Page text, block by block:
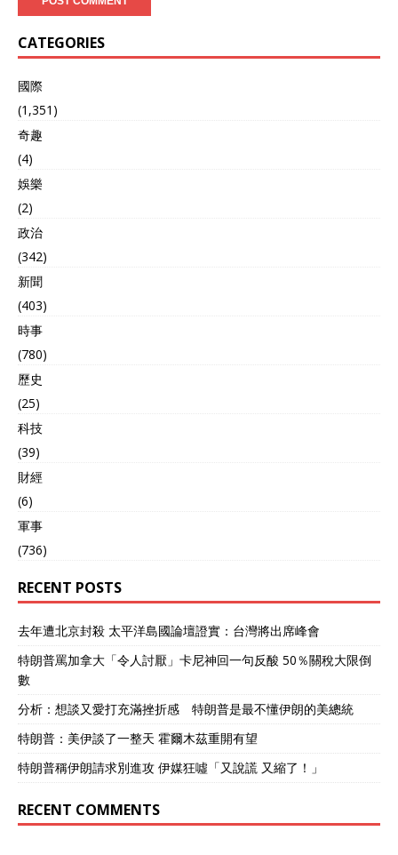
CATEGORIES
國際
(1,351)
奇趣
(4)
娛樂
(2)
政治
(342)
新聞
(403)
時事
(780)
歷史
(25)
科技
(39)
財經
(6)
軍事
(736)
RECENT POSTS
去年遭北京封殺 太平洋島國論壇證實：台灣將出席峰會
特朗普罵加拿大「令人討厭」卡尼神回一句反酸 50％關稅大限倒
數
分析：想談又愛打充滿挫折感 特朗普是最不懂伊朗的美總統
特朗普：美伊談了一整天 霍爾木茲重開有望
特朗普稱伊朗請求別進攻 伊媒狂噓「又說謊 又縮了！」
RECENT COMMENTS